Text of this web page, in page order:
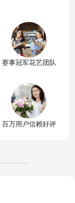
赛事冠军花艺团队
百万用户信赖好评